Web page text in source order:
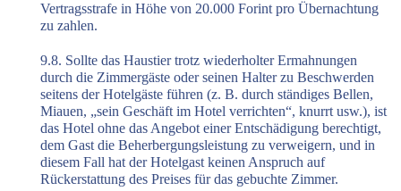
Vertragsstrafe in Höhe von 20.000 Forint pro Übernachtung
zu zahlen.
9.8. Sollte das Haustier trotz wiederholter Ermahnungen
durch die Zimmergäste oder seinen Halter zu Beschwerden
seitens der Hotelgäste führen (z. B. durch ständiges Bellen,
Miauen, „sein Geschäft im Hotel verrichten“, knurrt usw.), ist
das Hotel ohne das Angebot einer Entschädigung berechtigt,
dem Gast die Beherbergungsleistung zu verweigern, und in
diesem Fall hat der Hotelgast keinen Anspruch auf
Rückerstattung des Preises für das gebuchte Zimmer.